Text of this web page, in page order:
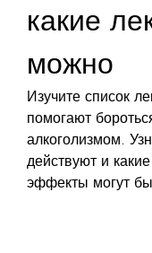
какие
можно
Изучите список
помогают
алкоголизмом.
действуют и
эффекты могут